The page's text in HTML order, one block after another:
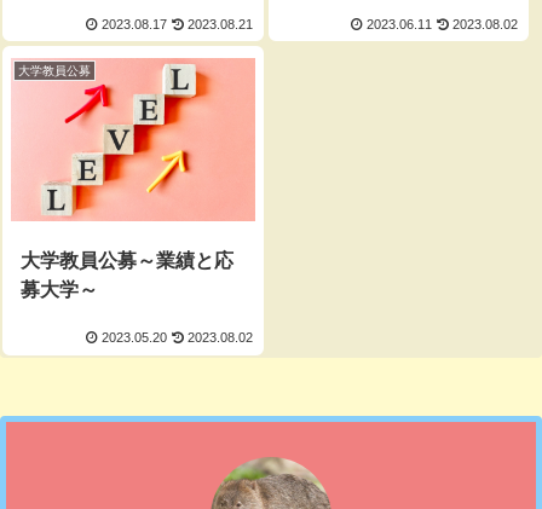
2023.08.17 2023.08.21 2023.06.11 2023.08.02
大学教員公募
大学教員公募～業績と応
募大学～
2023.05.20 2023.08.02